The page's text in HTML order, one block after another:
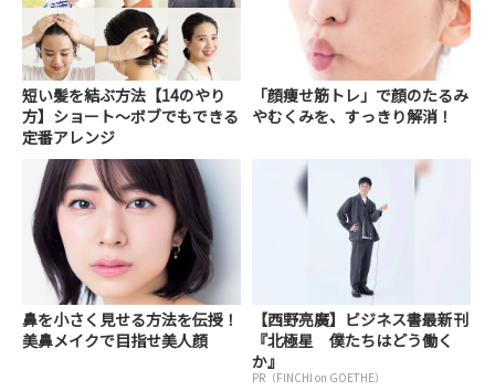
短い髪を結ぶ方法【14のやり
方】ショート～ボブでもできる
定番アレンジ
「顔痩せ筋トレ」で顔のたるみ
やむくみを、すっきり解消！
鼻を小さく見せる方法を伝授！
美鼻メイクで目指せ美人顔
【西野亮廣】ビジネス書最新刊
『北極星 僕たちはどう働く
か』
PR（FINCHI on GOETHE）